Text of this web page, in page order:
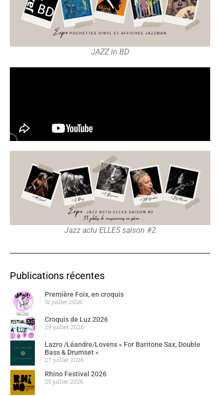
JAZZ in BD
Jazz actu·ELLES saison #2
Publications récentes
Première Foix, en croquis
31 juillet 2026
Croquis de Luz 2026
29 juillet 2026
Lazro /Léandre/Lovens « For Baritone Sax, Double
Bass & Drumset »
27 juillet 2026
Rhino Festival 2026
25 juillet 2026